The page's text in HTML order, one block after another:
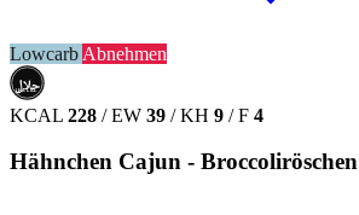
Lowcarb Abnehmen
حلال
HALAL
KCAL 228 / EW 39 / KH 9 / F 4
Hähnchen Cajun - Broccoliröschen